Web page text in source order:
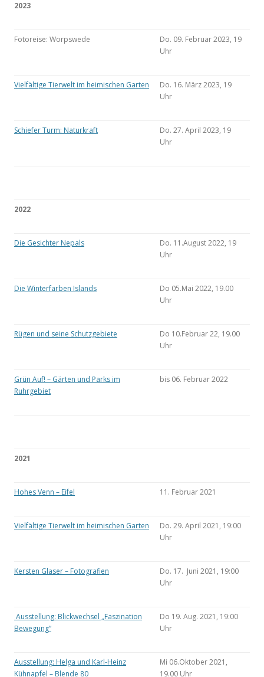
2023
Fotoreise: Worpswede
Do. 09. Februar 2023, 19
Uhr
Vielfältige Tierwelt im heimischen Garten
Do. 16. März 2023, 19
Uhr
Schiefer Turm: Naturkraft
Do. 27. April 2023, 19
Uhr
2022
Die Gesichter Nepals
Do. 11.August 2022, 19
Uhr
Die Winterfarben Islands
Do 05.Mai 2022, 19.00
Uhr
Rügen und seine Schutzgebiete
Do 10.Februar 22, 19.00
Uhr
Grün Auf! – Gärten und Parks im
Ruhrgebiet
bis 06. Februar 2022
2021
Hohes Venn – Eifel 11. Februar 2021
Vielfältige Tierwelt im heimischen Garten
Do. 29. April 2021, 19:00
Uhr
Kersten Glaser – Fotografien
Do. 17. Juni 2021, 19:00
Uhr
Ausstellung: Blickwechsel „Faszination
Bewegung“
Do 19. Aug. 2021, 19:00
Uhr
Ausstellung: Helga und Karl-Heinz
Kühnapfel – Blende 80
Mi 06.Oktober 2021,
19.00 Uhr